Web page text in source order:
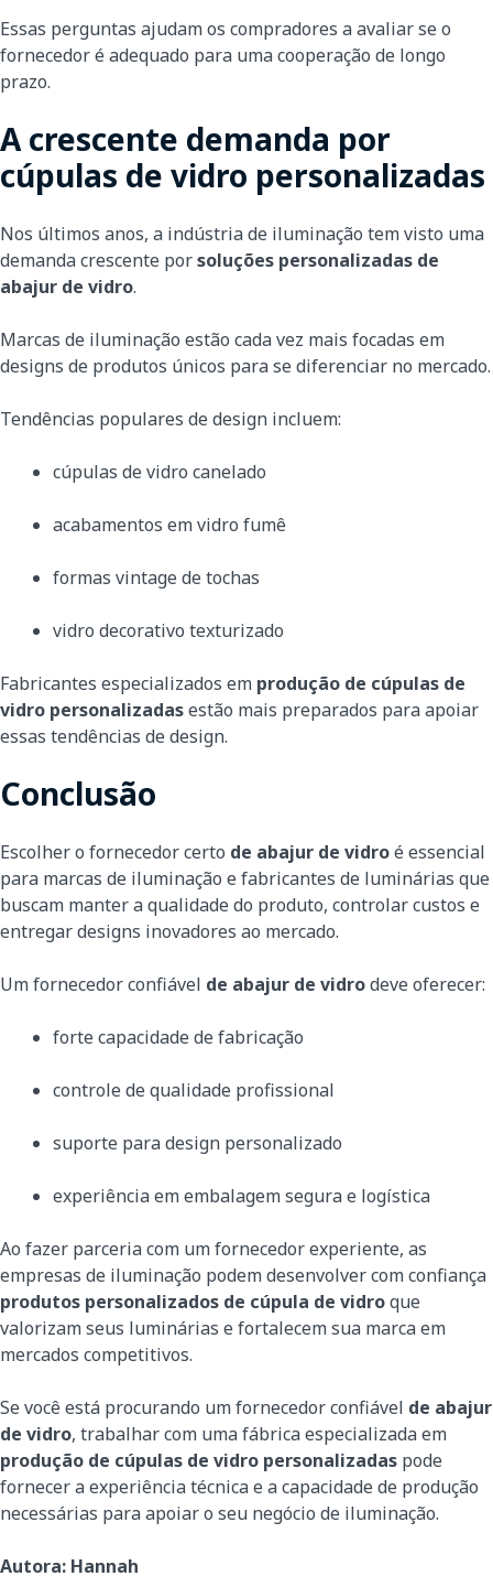
Essas perguntas ajudam os compradores a avaliar se o
fornecedor é adequado para uma cooperação de longo
prazo.
A crescente demanda por
cúpulas de vidro personalizadas
Nos últimos anos, a indústria de iluminação tem visto uma
demanda crescente porsoluções personalizadas de
abajur de vidro.
Marcas de iluminação estão cada vez mais focadas em
designs de produtos únicos para se diferenciar no mercado.
Tendências populares de design incluem:
cúpulas de vidro canelado
acabamentos em vidro fumê
formas vintage de tochas
vidro decorativo texturizado
Fabricantes especializados em produção de cúpulas de
vidro personalizadasestão mais preparados para apoiar
essas tendências de design.
Conclusão
Escolher o fornecedor certo de abajur de vidroé essencial
para marcas de iluminação e fabricantes de luminárias que
buscam manter a qualidade do produto, controlar custos e
entregar designs inovadores ao mercado.
Um fornecedor confiável de abajur de vidrodeve oferecer:
forte capacidade de fabricação
controle de qualidade profissional
suporte para design personalizado
experiência em embalagem segura e logística
Ao fazer parceria com um fornecedor experiente, as
empresas de iluminação podem desenvolver com confiança
produtos personalizados de cúpula de vidroque
valorizam seus luminárias e fortalecem sua marca em
mercados competitivos.
Se você está procurando um fornecedor confiável de abajur
de vidro, trabalhar com uma fábrica especializada em
produção de cúpulas de vidro personalizadas pode
fornecer a experiência técnica e a capacidade de produção
necessárias para apoiar o seu negócio de iluminação.
Autora: Hannah